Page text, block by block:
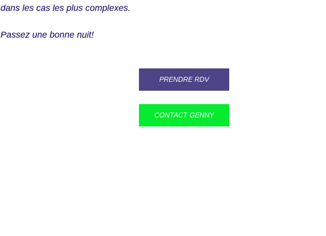
dans les cas les plus complexes.
Passez une bonne nuit!
PRENDRE RDV
CONTACT GENNY